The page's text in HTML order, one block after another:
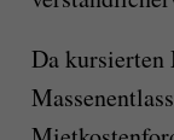
Da kursierten